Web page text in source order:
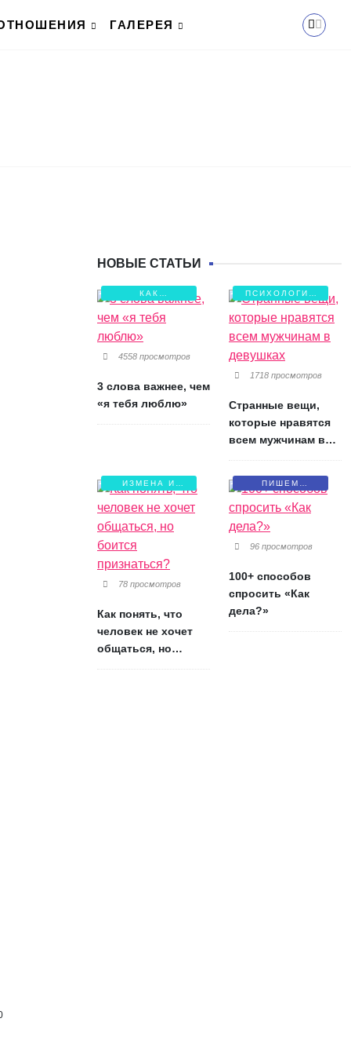
ГАЛЕРЕЯ
НОВЫЕ СТАТЬИ
КАК
СОХРАНИТЬ
ЛЮБОВЬ?
4558 просмотров
3 слова важнее, чем
«я тебя люблю»
ПСИХОЛОГИЯ
ЛЮБВИ
1718 просмотров
Странные вещи,
которые нравятся
всем мужчинам в
ИЗМЕНА И
БОЛЬ
78 просмотров
Как понять, что
человек не хочет
общаться, но
ПИШЕМ
ПИСЬМА
96 просмотров
100+ способов
спросить «Как
дела?»